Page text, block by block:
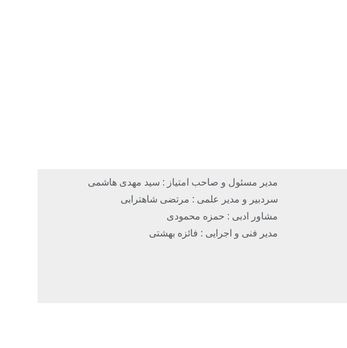
مدیر مسئول و صاحب امتیاز : سید مهدی هاشمی
سردبیر و مدیر علمی : مرتضی شاهترابی
مشاور ادبی : حمزه محمودی
مدیر فنی و اجرایی : فائزه بهشتی